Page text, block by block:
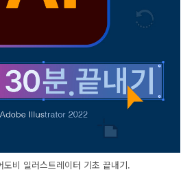
도비 일러스트레이터 기초 끝내기.